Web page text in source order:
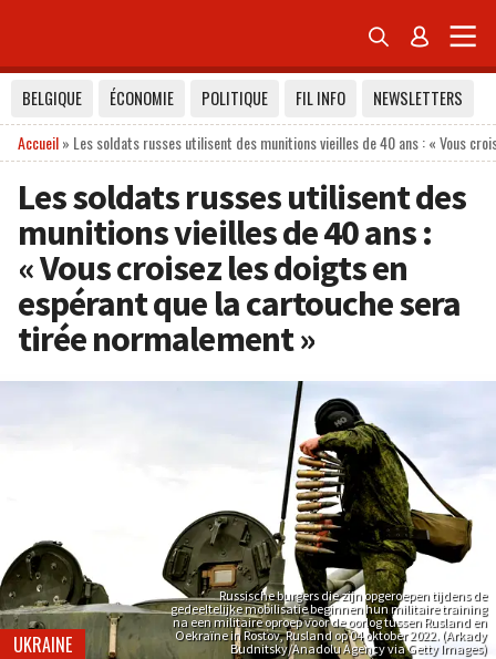
 
BELGIQUE ÉCONOMIE POLITIQUE FIL INFO
NEWSLETTERS
Accueil» Les soldats russes utilisent des munitions vieilles de 40 ans : « Vous
Les soldats russes utilisent des
munitions vieilles de 40 ans :
« Vous croisez les doigts en
espérant que la cartouche sera
tirée normalement »
Russische burgers die zijn opgeroepen tijdens de
gedeeltelijke mobilisatie beginnen hun militaire training
na een militaire oproep voor de oorlog tussen Rusland en
Oekraïne in Rostov, Rusland op 04 oktober 2022. (Arkady
Budnitsky/Anadolu Agency via Getty Images)
UKRAINE